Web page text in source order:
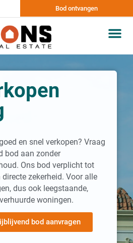
Bod ontvangen
en snel verkopen? Vraag
bod aan zonder
Ons bod verplicht tot
zekerheid. Voor alle
dus ook leegstaande,
woningen.
bod aanvragen